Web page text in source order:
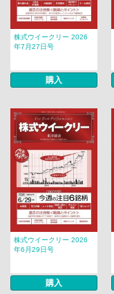
株式ウイークリー 2026
年7月27日号
購入
株式ウイークリー 2026
年6月29日号
購入